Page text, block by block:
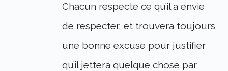
Chacun respecte ce qu’il a envie
de respecter, et trouvera toujours
une bonne excuse pour justifier
qu’il jettera quelque chose par